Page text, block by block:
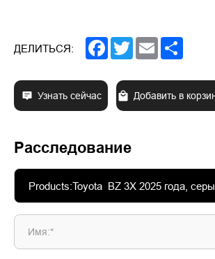
ДЕЛИТЬСЯ: Facebook
TwitterEmail
Узнать сейчас Добавить в
Расследование
Имя:*